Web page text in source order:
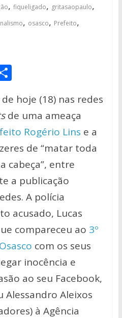
, fiqueligado, gritasaopaulo,
, osasco, Prefeito,
S
ar
e
hoje (18) nas redes
de uma ameaça
Rogério Lins e a
de “matar toda
cabeça”, entre
a publicação
A polícia
acusado, Lucas
compareceu ao 3º
com os seus
inocência e
ao seu Facebook,
Aleixos
à Agência